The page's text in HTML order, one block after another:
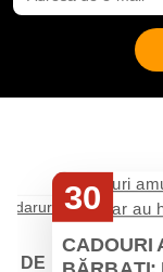
DE
30
CADOURI